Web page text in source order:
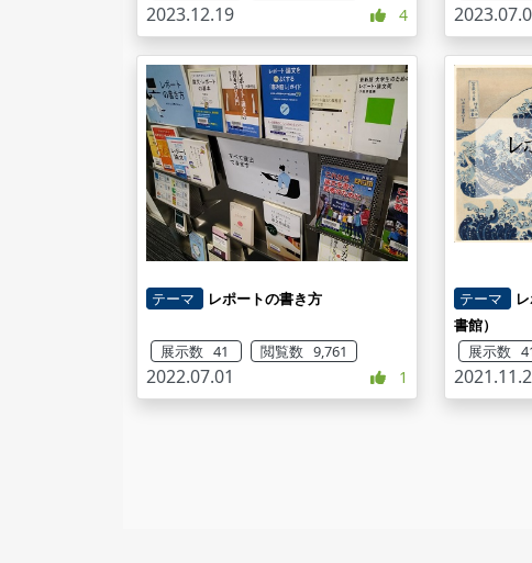
2023.12.19 4
テーマ レポートの書き方
展示数 41 閲覧数 9,761
2022.07.01 1
テーマ
書館）
展示数